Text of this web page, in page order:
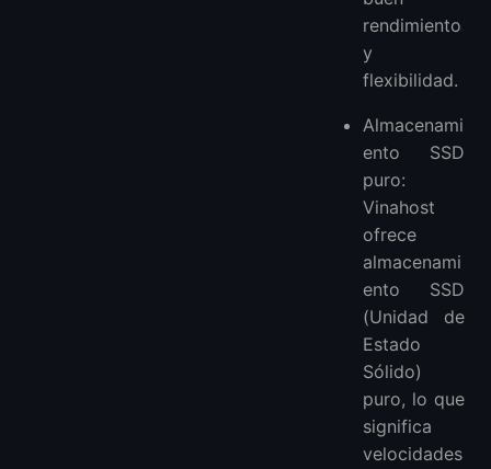
rendimiento
y
flexibilidad.
Almacenami
ento SSD
puro:
Vinahost
ofrece
almacenami
ento SSD
(Unidad de
Estado
Sólido)
puro, lo que
significa
velocidades